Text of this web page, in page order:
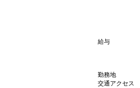
給与
勤務地
交通アクセス